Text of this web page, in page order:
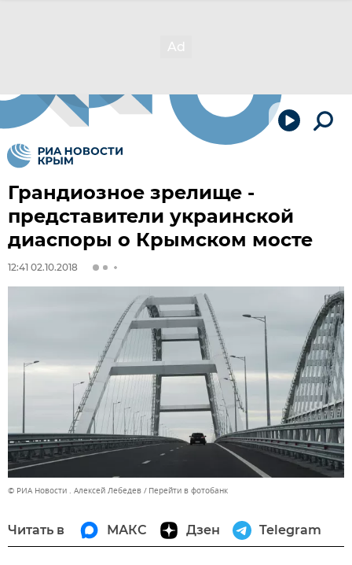
Грандиозное зрелище -
представители украинской
диаспоры о Крымском мосте
12:41 02.10.2018
© РИА Новости . Алексей Лебедев Перейти в фотобанк
Читать в МАКС Дзен Telegram